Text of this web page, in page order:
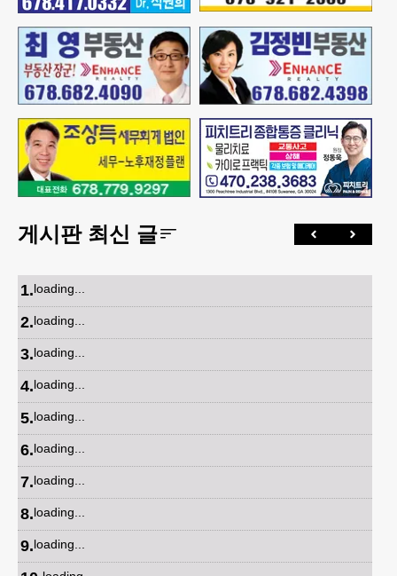
게시판 최신 글
1.loading...
2.loading...
3.loading...
4.loading...
5.loading...
6.loading...
7.loading...
8.loading...
9.loading...